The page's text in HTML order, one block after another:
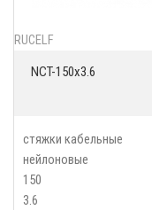
RUCELF
NCT-150x3.6
стяжки кабельные
нейлоновые
150
3.6